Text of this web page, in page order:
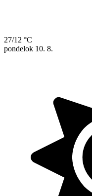
27/12 °C
pondelok 10. 8.